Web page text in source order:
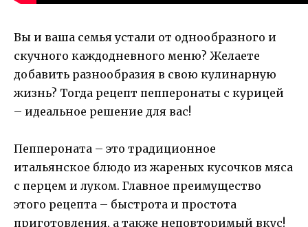
Вы и ваша семья устали от однообразного и
скучного каждодневного меню? Желаете
добавить разнообразия в свою кулинарную
жизнь? Тогда рецепт пепперонаты с курицей
– идеальное решение для вас!
Пеппероната – это традиционное
итальянское блюдо из жареных кусочков мяса
с перцем и луком. Главное преимущество
этого рецепта – быстрота и простота
приготовления, а также неповторимый вкус!